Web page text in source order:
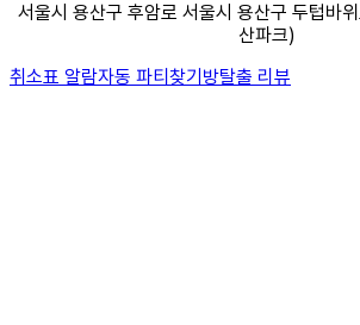
서울시 용산구 후암로 서울시 용산구 두텁바
산파크)
취소표 알람자동 파티찾기 방탈출 리뷰